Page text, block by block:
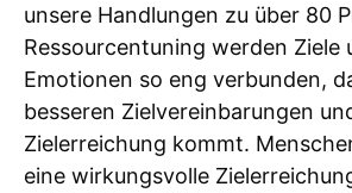
unsere Handlungen zu über 80
Ressourcentuning werden Ziele
Emotionen so eng verbunden,
besseren Zielvereinbarungen
Zielerreichung kommt.
eine wirkungsvolle